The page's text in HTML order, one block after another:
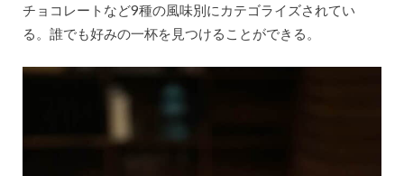
チョコレートなど9種の風味別にカテゴライズされてい
る。誰でも好みの一杯を見つけることができる。